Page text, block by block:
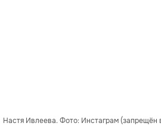
Настя Ивлеева. Фото: Инстаграм